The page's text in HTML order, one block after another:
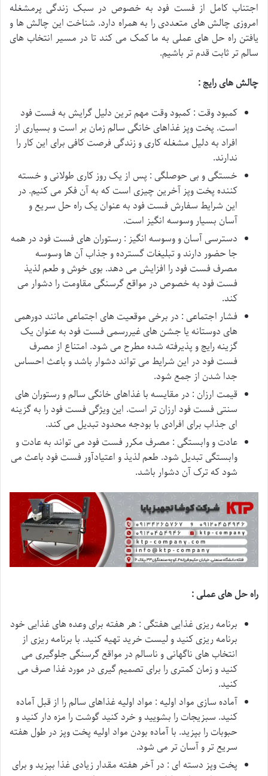
اجتناب کامل از فست فود به خصوص در سبک زندگی پرمشغله
امروزی چالش های متعددی را به همراه دارد. شناخت این چالش ها و
یافتن راه حل های عملی به ما کمک می کند تا در مسیر انتخاب های
سالم تر ثابت قدم تر باشیم.
چالش های رایج :
کمبود وقت : کمبود وقت مهم ترین دلیل گرایش به فست فود
است. پخت وپز غذاهای خانگی سالم زمان بر است و بسیاری از
افراد به دلیل مشغله کاری و زندگی فرصت کافی برای این کار را
ندارند.
خستگی و بی حوصلگی : پس از یک روز کاری طولانی و خسته
کننده پخت وپز آخرین چیزی است که به آن فکر می کنیم. در
این شرایط سفارش فست فود به عنوان یک راه حل سریع و
آسان بسیار وسوسه انگیز است.
دسترسی آسان و وسوسه انگیز : رستوران های فست فود در همه
جا حضور دارند و تبلیغات گسترده و جذاب آن ها وسوسه
مصرف فست فود را افزایش می دهد. بوی خوش و طعم لذیذ
فست فود به خصوص در مواقع گرسنگی مقاومت را دشوار می
کند.
فشار اجتماعی : در برخی موقعیت های اجتماعی مانند دورهمی
های دوستانه یا جشن های غیررسمی فست فود به عنوان یک
گزینه رایج و پذیرفته شده مطرح می شود. امتناع از مصرف
فست فود در این شرایط می تواند دشوار باشد و باعث احساس
جدا شدن از جمع شود.
قیمت ارزان : در مقایسه با غذاهای خانگی سالم و رستوران های
سنتی فست فود ارزان تر است. این ویژگی فست فود را به گزینه
ای جذاب برای افرادی با بودجه محدود تبدیل می کند.
عادت و وابستگی : مصرف مکرر فست فود می تواند به عادت و
وابستگی تبدیل شود. طعم لذیذ و اعتیادآور فست فود باعث می
شود که ترک آن دشوار باشد.
راه حل های عملی :
برنامه ریزی غذایی هفتگی : هر هفته برای وعده های غذایی خود
برنامه ریزی کنید و لیست خرید تهیه کنید. با برنامه ریزی از
انتخاب های ناگهانی و ناسالم در مواقع گرسنگی جلوگیری می
کنید و زمان کمتری را برای تصمیم گیری در مورد غذا صرف می
کنید.
آماده سازی مواد اولیه : مواد اولیه غذاهای سالم را از قبل آماده
کنید. سبزیجات را بشویید و خرد کنید گوشت را مزه دار کنید و
حبوبات را بپزید. با آماده بودن مواد اولیه پخت وپز در طول هفته
سریع تر و آسان تر می شود.
پخت وپز دسته ای : در آخر هفته مقدار زیادی غذا بپزید و برای